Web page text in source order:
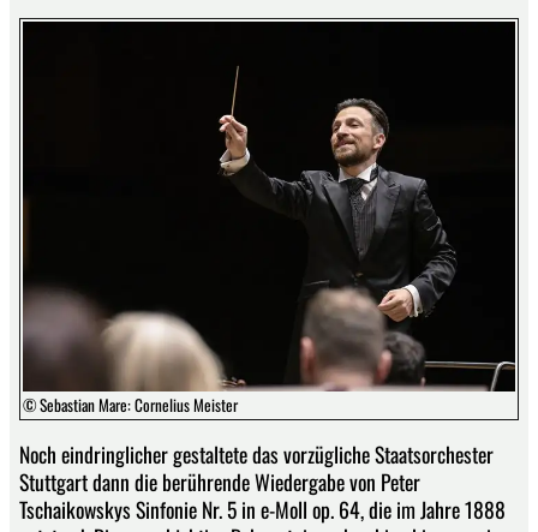
© Sebastian Mare: Cornelius Meister
Noch eindringlicher gestaltete das vorzügliche Staatsorchester
Stuttgart dann die berührende Wiedergabe von Peter
Tschaikowskys Sinfonie Nr. 5 in e-Moll op. 64, die im Jahre 1888